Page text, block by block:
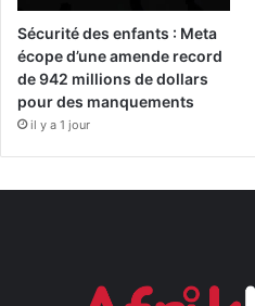
Sécurité des enfants : Meta
écope d’une amende record
de 942 millions de dollars
pour des manquements
il y a 1 jour